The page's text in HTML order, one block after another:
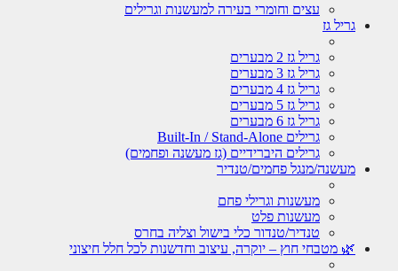
עצים וחומרי בעירה למעשנות וגרילים
גריל גז
גריל גז 2 מבערים
גריל גז 3 מבערים
גריל גז 4 מבערים
גריל גז 5 מבערים
גריל גז 6 מבערים
גרילים Built-In / Stand-Alone
גרילים היברידיים (גז מעשנה ופחמים)
מעשנה/מנגל פחמים/טנדיר
מעשנות וגרילי פחם
מעשנות פלט
טנדיר/טנדור כלי בישול וצליה בחרס
🌿 מטבחי חוץ – יוקרה, עיצוב וחדשנות לכל חלל חיצוני